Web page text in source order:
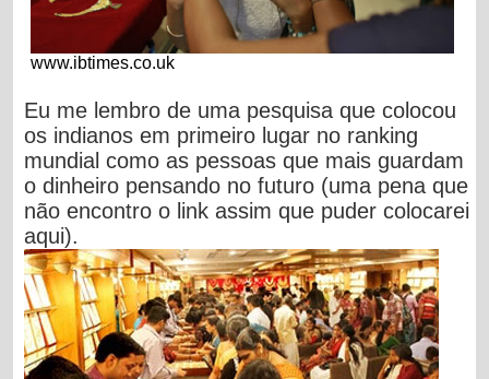
www.ibtimes.co.uk
Eu me lembro de uma pesquisa que colocou
os indianos em primeiro lugar no ranking
mundial como as pessoas que mais guardam
o dinheiro pensando no futuro (uma pena que
não encontro o link assim que puder colocarei
aqui).